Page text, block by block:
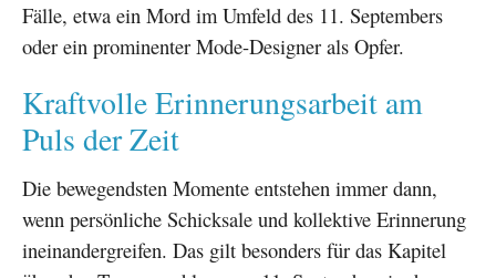
Fälle, etwa ein Mord im Umfeld des 11. Septembers
oder ein prominenter Mode-Designer als Opfer.
Kraftvolle Erinnerungsarbeit am
Puls der Zeit
Die bewegendsten Momente entstehen immer dann,
wenn persönliche Schicksale und kollektive Erinnerung
ineinandergreifen. Das gilt besonders für das Kapitel